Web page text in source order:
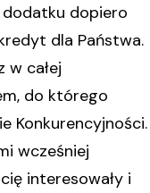
dodatku dopiero
dla Państwa.
w całej
do którego
Konkurencyjności.
wcześniej
interesowały i